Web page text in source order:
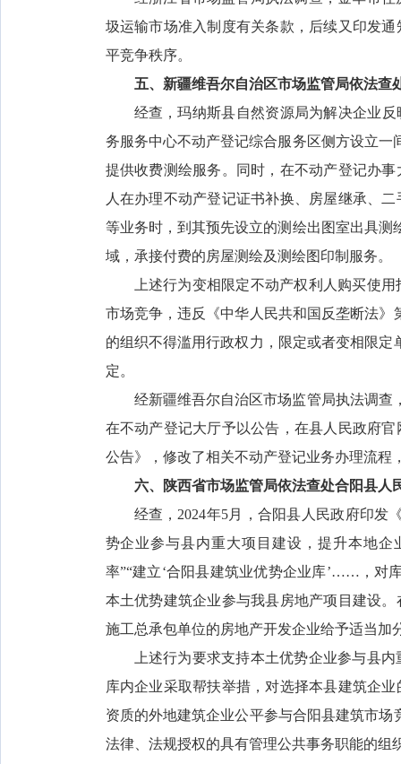
圾运输市场准入制度有关条款，后续又印发
平竞争秩序。
五、新疆维吾尔自治区市场监管局依法查
经查，玛纳斯县自然资源局为解决企业
务服务中心不动产登记综合服务区侧方设立
提供收费测绘服务。同时，在不动产登记办
人在办理不动产登记证书补换、房屋继承、
等业务时，到其预先设立的测绘出图室出具
域，承接付费的房屋测绘及测绘图印制服务。
上述行为变相限定不动产权利人购买使
市场竞争，违反《中华人民共和国反垄断法
的组织不得滥用行政权力，限定或者变相限
定。
经新疆维吾尔自治区市场监管局执法调
在不动产登记大厅予以公告，在县人民政府
公告》，修改了相关不动产登记业务办理流程
六、陕西省市场监管局依法查处合阳县人
经查，2024年5月，合阳县人民政府印发
势企业参与县内重大项目建设，提升本地
率”“建立‘合阳县建筑业优势企业库’……，对
本土优势建筑企业参与我县房地产项目建设
施工总承包单位的房地产开发企业给予适当加
上述行为要求支持本土优势企业参与县
库内企业采取帮扶举措，对选择本县建筑企
资质的外地建筑企业公平参与合阳县建筑市
法律、法规授权的具有管理公共事务职能的组